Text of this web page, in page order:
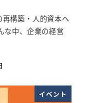
構築・人的資本へ
な中、企業の経営
イベント